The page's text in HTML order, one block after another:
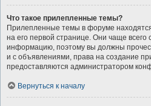
Что такое прилепленные темы?
Прилепленные темы в форуме
на его первой странице. Они чаще
информацию, поэтому вы должны
и с объявлениями, права на создание
предоставляются администратором
Вернуться к началу